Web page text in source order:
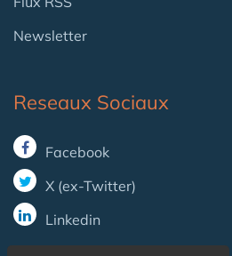
Newsletter
Reseaux Sociaux
Facebook
X (ex-Twitter)
Linkedin